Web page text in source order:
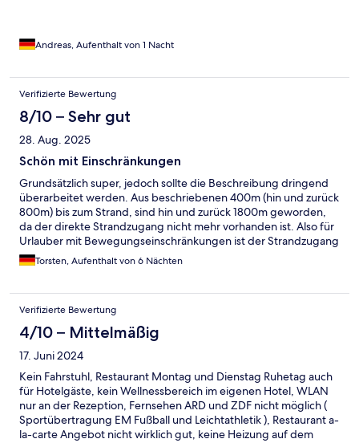
Andreas, Aufenthalt von 1 Nacht
Verifizierte Bewertung
8/10 – Sehr gut
28. Aug. 2025
Schön mit Einschränkungen
Grundsätzlich super, jedoch sollte die Beschreibung dringend
überarbeitet werden. Aus beschriebenen 400m (hin und zurück
800m) bis zum Strand, sind hin und zurück 1800m geworden,
da der direkte Strandzugang nicht mehr vorhanden ist. Also für
Urlauber mit Bewegungseinschränkungen ist der Strandzugang
auch nicht als einfach zu beschreiben. W-Lan funktioniert nur in
der Lobby ohne Probleme, in oberen Etagen mangelhaft und im
Rest ist nämlich super, für einen Familienurlaub.
Torsten, Aufenthalt von 6 Nächten
Verifizierte Bewertung
4/10 – Mittelmäßig
17. Juni 2024
Kein Fahrstuhl, Restaurant Montag und Dienstag Ruhetag auch
für Hotelgäste, kein Wellnessbereich im eigenen Hotel, WLAN
nur an der Rezeption, Fernsehen ARD und ZDF nicht möglich (
Sportübertragung EM Fußball und Leichtathletik ), Restaurant a-
la-carte Angebot nicht wirklich gut, keine Heizung auf dem